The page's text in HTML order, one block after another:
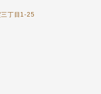
丁目1-25